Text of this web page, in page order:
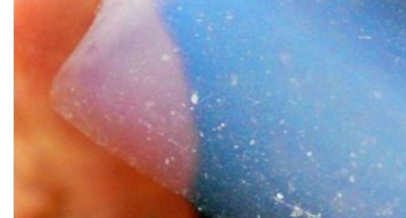
FLEXDROP YONG WON
SƠN CHỐNG CHÁY FLAMEBAR BW11
RON CHỐNG CHÁY
KEO ACRYLIC SEALANT
Sản phẩm Kiến trúc